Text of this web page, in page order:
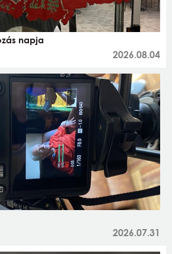
napja
2026.08.04
2026.07.31